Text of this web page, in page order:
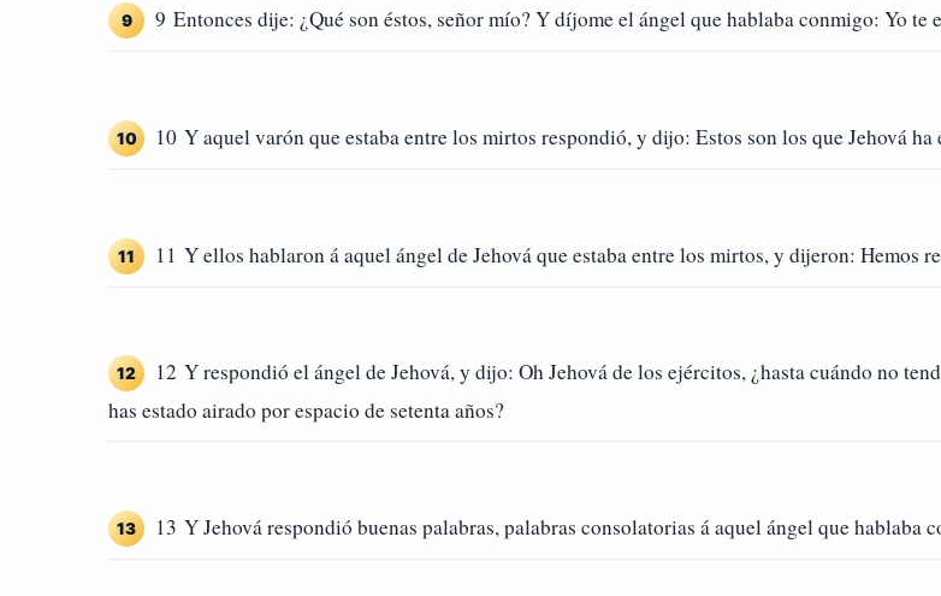
9 9 Entonces dije: ¿Qué son éstos, señor mío? Y díjome el ángel que hablaba conmigo: Yo te
10 10 Y aquel varón que estaba entre los mirtos respondió, y dijo: Estos son los que Jehová
11 11 Y ellos hablaron á aquel ángel de Jehová que estaba entre los mirtos, y dijeron: Hemos
12
12 Y respondió el ángel de Jehová, y dijo: Oh Jehová de los ejércitos, ¿hasta cuándo no
has estado airado por espacio de setenta años?
13 13 Y Jehová respondió buenas palabras, palabras consolatorias á aquel ángel que hablaba